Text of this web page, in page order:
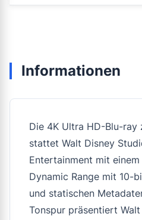
Informationen
Die 4K Ultra HD-Blu-ray
stattet Walt Disney
Entertainment mit
Dynamic Range mit 10-
und statischen
Tonspur präsentiert